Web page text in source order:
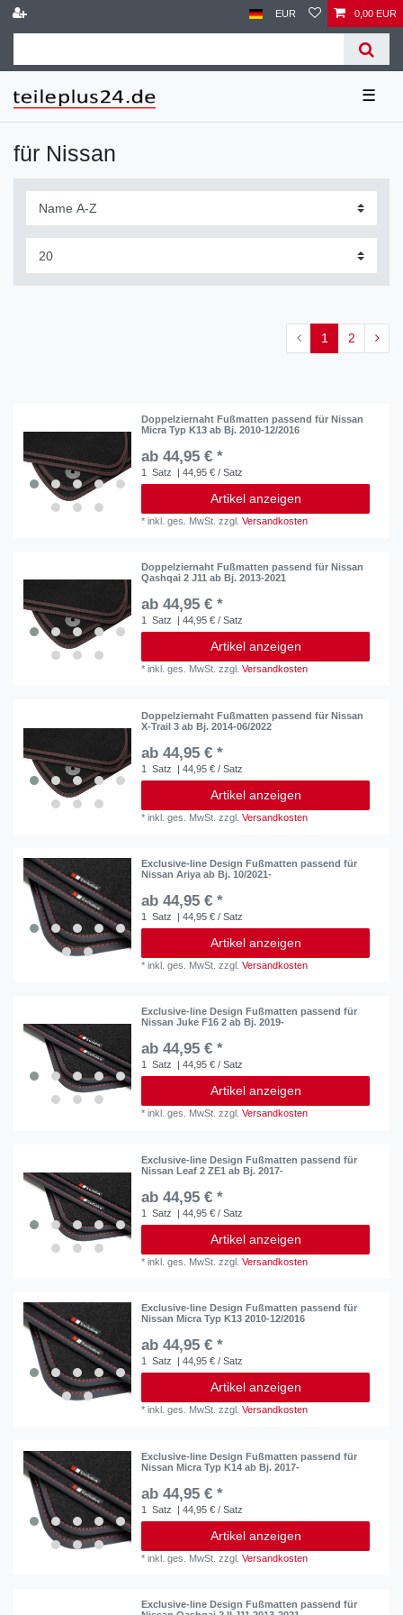
EUR 0,00 EUR
☰
für Nissan
1 2
Doppelziernaht Fußmatten passend für Nissan
Micra Typ K13 ab Bj. 2010-12/2016
ab 44,95 € *
1 Satz | 44,95 € / Satz
Artikel anzeigen
*inkl. ges. MwSt. zzgl.Versandkosten
Doppelziernaht Fußmatten passend für Nissan
Qashqai 2 J11 ab Bj. 2013-2021
ab 44,95 € *
1 Satz | 44,95 € / Satz
Artikel anzeigen
*inkl. ges. MwSt. zzgl.Versandkosten
Doppelziernaht Fußmatten passend für Nissan
X-Trail 3 ab Bj. 2014-06/2022
ab 44,95 € *
1 Satz | 44,95 € / Satz
Artikel anzeigen
*inkl. ges. MwSt. zzgl.Versandkosten
Exclusive-line Design Fußmatten passend für
Nissan Ariya ab Bj. 10/2021-
ab 44,95 € *
1 Satz | 44,95 € / Satz
Artikel anzeigen
*inkl. ges. MwSt. zzgl.Versandkosten
Exclusive-line Design Fußmatten passend für
Nissan Juke F16 2 ab Bj. 2019-
ab 44,95 € *
1 Satz | 44,95 € / Satz
Artikel anzeigen
*inkl. ges. MwSt. zzgl.Versandkosten
Exclusive-line Design Fußmatten passend für
Nissan Leaf 2 ZE1 ab Bj. 2017-
ab 44,95 € *
1 Satz | 44,95 € / Satz
Artikel anzeigen
*inkl. ges. MwSt. zzgl.Versandkosten
Exclusive-line Design Fußmatten passend für
Nissan Micra Typ K13 2010-12/2016
ab 44,95 € *
1 Satz | 44,95 € / Satz
Artikel anzeigen
*inkl. ges. MwSt. zzgl.Versandkosten
Exclusive-line Design Fußmatten passend für
Nissan Micra Typ K14 ab Bj. 2017-
ab 44,95 € *
1 Satz | 44,95 € / Satz
Artikel anzeigen
*inkl. ges. MwSt. zzgl.Versandkosten
Exclusive-line Design Fußmatten passend für